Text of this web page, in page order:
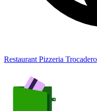
Restaurant Pizzeria Trocadero